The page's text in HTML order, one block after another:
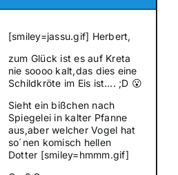
[smiley=jassu.gif] Herbert,
zum Glück ist es auf Kreta
nie soooo kalt,das dies eine
Schildkröte im Eis ist…. ;D 😮
Sieht ein bißchen nach
Spiegelei in kalter Pfanne
aus,aber welcher Vogel hat
so´nen komisch hellen
Dotter [smiley=hmmm.gif]